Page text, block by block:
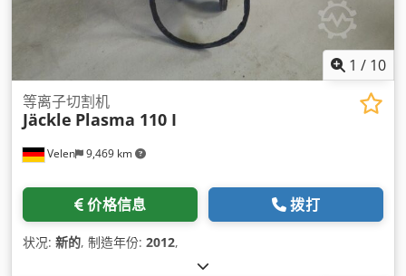
1 / 10
Velen 9,469 km
等离子切割机
Jäckle Plasma 110 I
价格信息 拨打
状况: 新的, 制造年份: 2012,